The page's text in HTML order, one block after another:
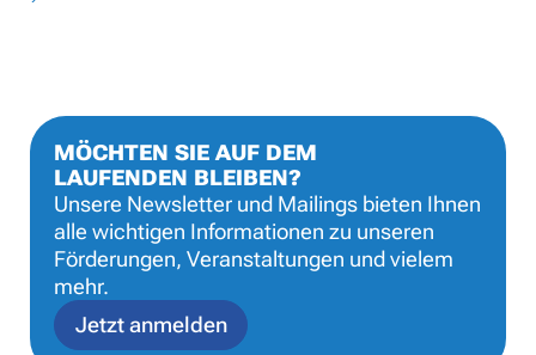
MÖCHTEN SIE AUF DEM
LAUFENDEN BLEIBEN?
Unsere Newsletter und Mailings bieten Ihnen
alle wichtigen Informationen zu unseren
Förderungen, Veranstaltungen und vielem
mehr.
Jetzt anmelden